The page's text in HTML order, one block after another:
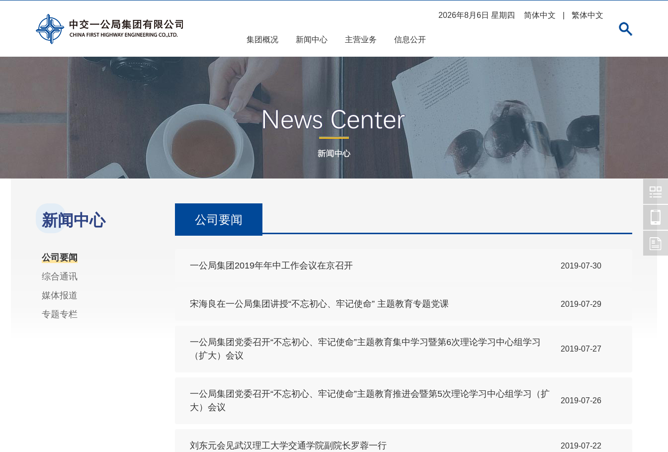
2026年8月6日 星期四 简体中文 繁体中文
集团概况 新闻中心 主营业务 信息公开
新闻中心
公司要闻
综合通讯
媒体报道
专题专栏
公司要闻
一公局集团2019年年中工作会议在京召开 2019-07-30
宋海良在一公局集团讲授“不忘初心、牢记使命” 主题教育专题党课 2019-07-29
一公局集团党委召开“不忘初心、牢记使命”主题教育集中学习暨第6次理论学习中心组学习
（扩大）会议
2019-07-27
一公局集团党委召开“不忘初心、牢记使命”主题教育推进会暨第5次理论学习中心组学习（扩
大）会议
2019-07-26
刘东元会见武汉理工大学交通学院副院长罗蓉一行 2019-07-22